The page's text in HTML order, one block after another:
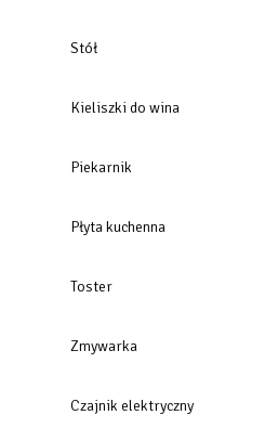
Stół
Kieliszki do wina
Piekarnik
Płyta kuchenna
Toster
Zmywarka
Czajnik elektryczny